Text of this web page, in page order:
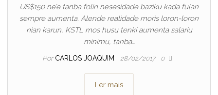
US$150 ne’e tanba folin nesesidade baziku kada fulan
sempre aumenta. Alende realidade moris loron-loron
nian karun, KSTL mos husu tenki aumenta salariu
mínimu, tanba…
Por CARLOS JOAQUIM 28/02/2017 0
Ler mais